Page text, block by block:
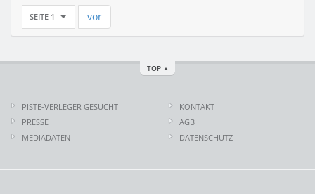
SEITE 1 vor
TOP
PISTE-VERLEGER GESUCHT
PRESSE
MEDIADATEN
KONTAKT
AGB
DATENSCHUTZ